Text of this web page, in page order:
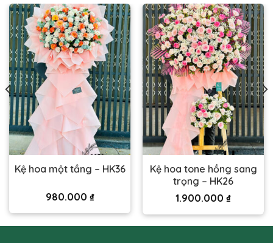
Kệ hoa một tầng – HK36
980.000 ₫
Kệ hoa tone hồng sang
trọng – HK26
1.900.000 ₫